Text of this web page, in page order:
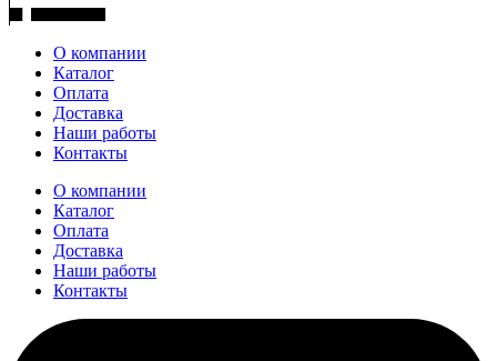
О компании
Каталог
Оплата
Доставка
Наши работы
Контакты
О компании
Каталог
Оплата
Доставка
Наши работы
Контакты